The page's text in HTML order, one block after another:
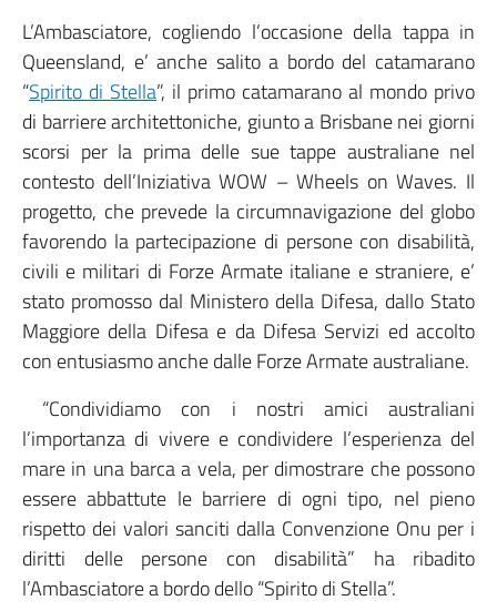
L’Ambasciatore, cogliendo l’occasione della tappa in
Queensland, e’ anche salito a bordo del catamarano
“Spirito di Stella”, il primo catamarano al mondo privo
di barriere architettoniche, giunto a Brisbane nei giorni
scorsi per la prima delle sue tappe australiane nel
contesto dell’Iniziativa WOW – Wheels on Waves. Il
progetto, che prevede la circumnavigazione del globo
favorendo la partecipazione di persone con disabilità,
civili e militari di Forze Armate italiane e straniere, e’
stato promosso dal Ministero della Difesa, dallo Stato
Maggiore della Difesa e da Difesa Servizi ed accolto
con entusiasmo anche dalle Forze Armate australiane.
“Condividiamo con i nostri amici australiani
l’importanza di vivere e condividere l’esperienza del
mare in una barca a vela, per dimostrare che possono
essere abbattute le barriere di ogni tipo, nel pieno
rispetto dei valori sanciti dalla Convenzione Onu per i
diritti delle persone con disabilità” ha ribadito
l’Ambasciatore a bordo dello “Spirito di Stella”.